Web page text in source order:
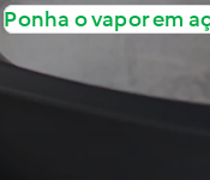
Ponha o vapor em